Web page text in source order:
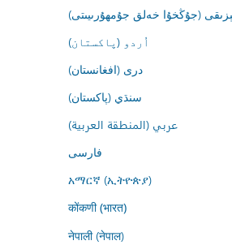
(جۇڭخۇا خەلق جۇمھۇرىيىتى)
اُردو (پاکستان)
درى (افغانستان)
سنڌي (پاکستان)
عربي (المنطقة العربية)
فارسى
አማርኛ (ኢትዮጵያ)
कोंकणी (भारत)
नेपाली (नेपाल)